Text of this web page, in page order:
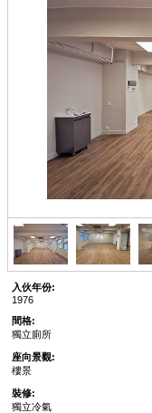
入伙年份:
1976
間格:
獨立廁所
座向景觀:
樓景
裝修:
獨立冷氣